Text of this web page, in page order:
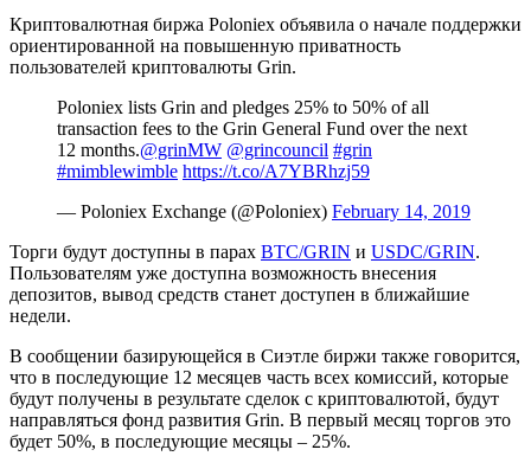
Криптовалютная биржа Poloniex объявила о начале поддержки
ориентированной на повышенную приватность
пользователей криптовалюты Grin.
Poloniex lists Grin and pledges 25% to 50% of all
transaction fees to the Grin General Fund over the next
12 months.@grinMW @grincouncil #grin
#mimblewimble https://t.co/A7YBRhzj59
— Poloniex Exchange (@Poloniex) February 14, 2019
Торги будут доступны в парах BTC/GRIN и USDC/GRIN.
Пользователям уже доступна возможность внесения
депозитов, вывод средств станет доступен в ближайшие
недели.
В сообщении базирующейся в Сиэтле биржи также говорится,
что в последующие 12 месяцев часть всех комиссий, которые
будут получены в результате сделок с криптовалютой, будут
направляться фонд развития Grin. В первый месяц торгов это
будет 50%, в последующие месяцы – 25%.